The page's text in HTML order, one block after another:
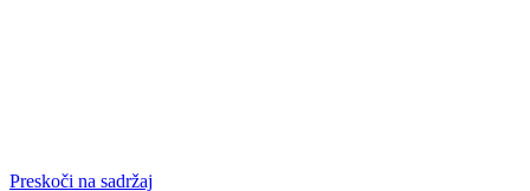
Preskoči na sadržaj